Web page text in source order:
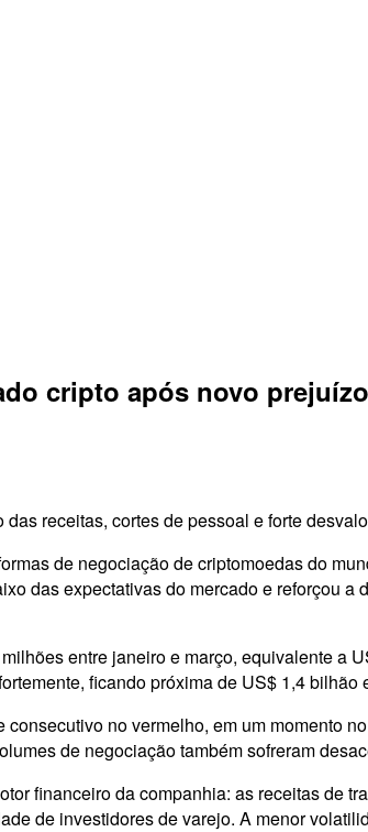
cripto após novo
receitas, cortes de pessoal e forte
de negociação de criptomoedas do
das expectativas do mercado e reforçou
entre janeiro e março, equivalente a
ficando próxima de US$ 1,4
no vermelho, em um momento
de negociação também sofreram
financeiro da companhia: as receitas de
de investidores de varejo. A menor